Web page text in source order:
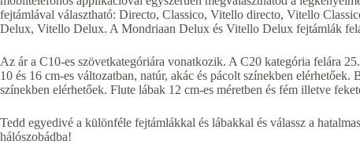
fejtámlával választható: Directo, Classico, Vitello directo, Vitello
Delux, Vitello Delux. A Mondriaan Delux és Vitello Delux fejtámlák
Az ár a C10-es szövetkategóriára vonatkozik. A C20 kategória felára
10 és 16 cm-es változatban, natúr, akác és pácolt színekben
színekben elérhetőek. Flute lábak 12 cm-es méretben és fém illetve
Tedd egyedivé a különféle fejtámlákkal és lábakkal és válassz a
hálószobádba!